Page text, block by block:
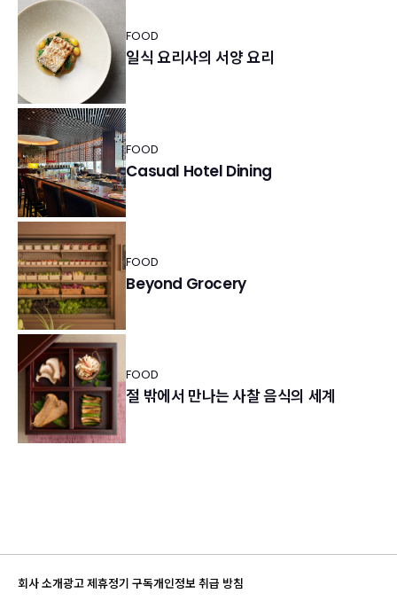
FOOD
일식 요리사의 서양 요리
FOOD
Casual Hotel Dining
FOOD
Beyond Grocery
FOOD
절 밖에서 만나는 사찰 음식의 세계
회사 소개광고 제휴정기 구독개인정보 취급 방침